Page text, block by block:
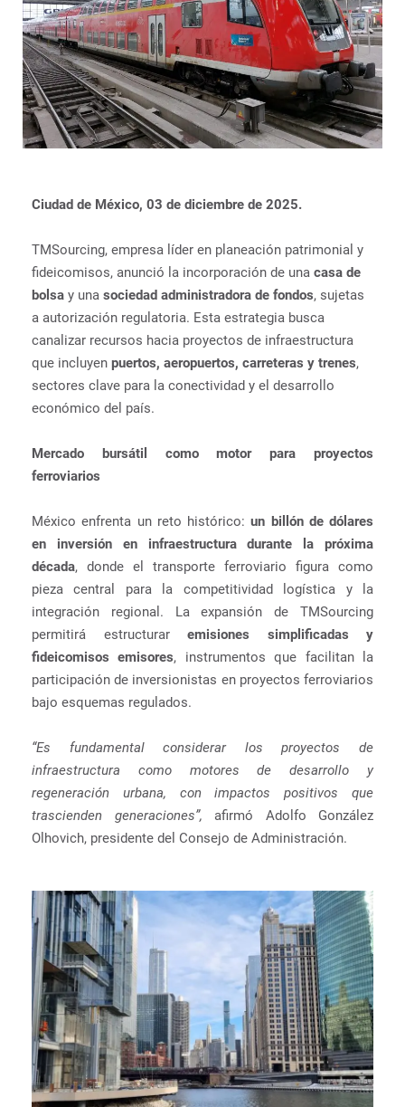
Ciudad de México, 03 de diciembre de 2025.
TMSourcing, empresa líder en planeación patrimonial y
fideicomisos, anunció la incorporación de una casa de
bolsa y una sociedad administradora de fondos, sujetas
a autorización regulatoria. Esta estrategia busca
canalizar recursos hacia proyectos de infraestructura
que incluyen puertos, aeropuertos, carreteras y trenes,
sectores clave para la conectividad y el desarrollo
económico del país.
Mercado bursátil como motor para proyectos
ferroviarios
México enfrenta un reto histórico:un billón de dólares
en inversión en infraestructura durante la próxima
década, donde el transporte ferroviario figura como
pieza central para la competitividad logística y la
integración regional. La expansión de TMSourcing
permitirá estructurar emisiones simplificadas y
fideicomisos emisores, instrumentos que facilitan la
participación de inversionistas en proyectos ferroviarios
bajo esquemas regulados.
“Es fundamental considerar los proyectos de
infraestructura como motores de desarrollo y
regeneración urbana, con impactos positivos que
trascienden generaciones”, afirmó Adolfo González
Olhovich, presidente del Consejo de Administración.